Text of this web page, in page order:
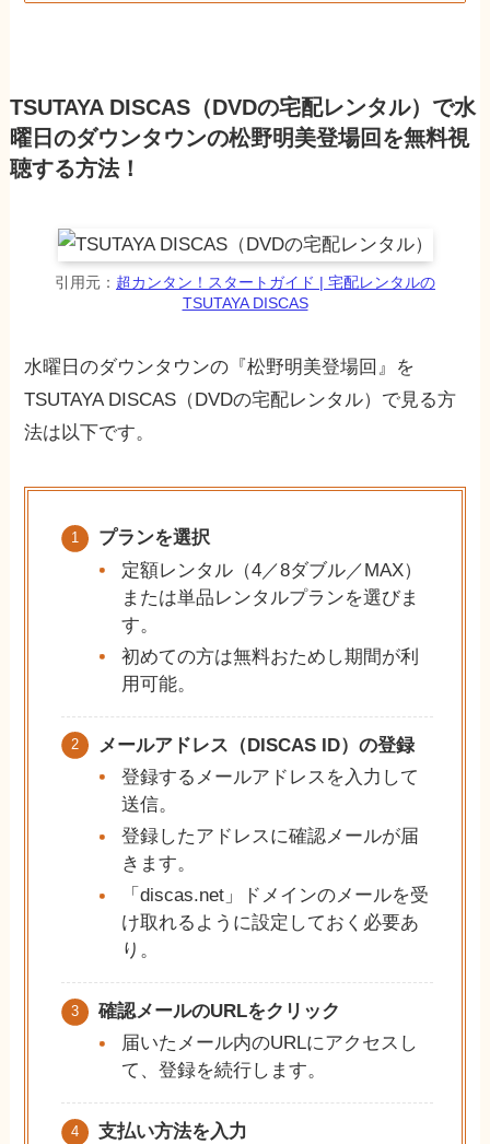
TSUTAYA DISCAS（DVDの宅配レンタル）で水
曜日のダウンタウンの松野明美登場回を無料視
聴する方法！
引用元： 超カンタン！スタートガイド | 宅配レンタルの
TSUTAYA DISCAS
水曜日のダウンタウンの『松野明美登場回』を
TSUTAYA DISCAS（DVDの宅配レンタル）で見る方
法は以下です。
プランを選択
定額レンタル（4／8ダブル／MAX）
または単品レンタルプランを選びま
す。
初めての方は無料おためし期間が利
用可能。
メールアドレス（DISCAS ID）の登録
登録するメールアドレスを入力して
送信。
登録したアドレスに確認メールが届
きます。
「discas.net」ドメインのメールを受
け取れるように設定しておく必要あ
り。
確認メールのURLをクリック
届いたメール内のURLにアクセスし
て、登録を続行します。
支払い方法を入力